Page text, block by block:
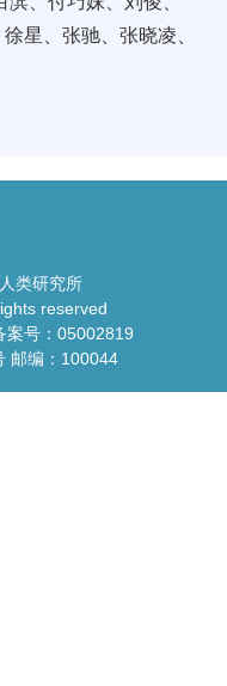
星、张驰、张晓凌、
类研究所
reserved
案号：05002819
邮编：100044